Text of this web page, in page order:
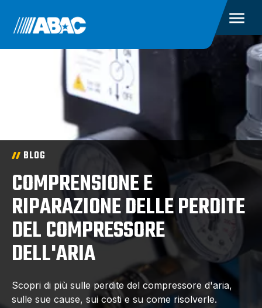
BLOG
COMPRENSIONE E
RIPARAZIONE DELLE PERDITE
DEL COMPRESSORE
DELL'ARIA
Scopri di più sulle perdite del compressore d'aria,
sulle sue cause, sui costi e su come risolverle.